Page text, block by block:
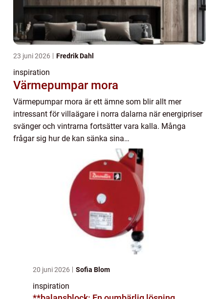
23 juni 2026 Fredrik Dahl
inspiration
Värmepumpar mora
Värmepumpar mora är ett ämne som blir allt mer
intressant för villaägare i norra dalarna när energipriser
svänger och vintrarna fortsätter vara kalla. Många
frågar sig hur de kan sänka sina
uppvärmningskostnader samtidigt som
inomhusklimatet förblir ...
20 juni 2026 Sofia Blom
inspiration